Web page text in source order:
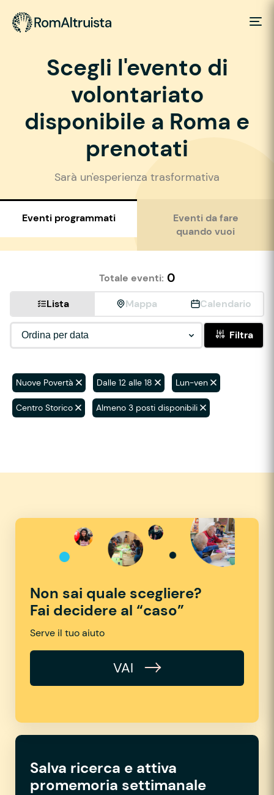
Scegli l'evento di
volontariato
disponibile a Roma e
prenotati
Sarà un'esperienza trasformativa
Eventi programmati
Eventi da fare
quando vuoi
Totale eventi: 0
Lista Mappa Calendario
Filtra
Nuove Povertà Dalle 12 alle 18 Lun-ven
Centro Storico Almeno 3 posti disponibili
Non sai quale scegliere?
Fai decidere al “caso”
Serve il tuo aiuto
VAI
Salva ricerca e attiva
promemoria settimanale